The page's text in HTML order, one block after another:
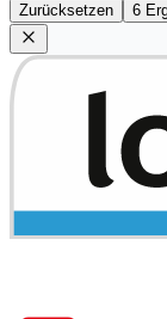
Zurücksetzen 6